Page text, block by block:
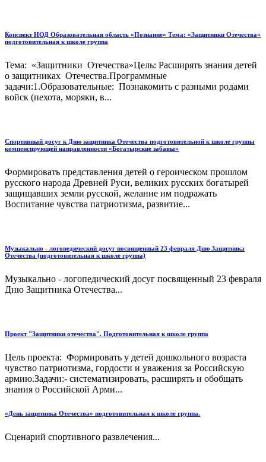
Конспект НОД Образовательная область «Познание» Тема: «Защитники Отечества»
подготовительная к школе группа
Тема: «Защитники Отечества»Цель: Расширять знания детей
о защитниках Отечества.Программные
задачи:1.Образовательные: Познакомить с разными родами
войск (пехота, моряки, в...
Спортивный досуг к Дню защитника Отечества подготовительной к школе группы
компенсирующей направленности «Богатырские забавы»
Формировать представления детей о героическом прошлом
русского народа Древней Руси, великих русских богатырей
защищавших земли русской, желание им подражать
Воспитание чувства патриотизма, развитие...
Музыкально - логопедический досуг посвященный 23 февраля Дню Защитника
Отечества (подготовительная к школе группа)
Музыкально - логопедический досуг посвященный 23 февраля
Дню Защитника Отечества...
Проект "Защитники отечества". Подготовительная к школе группа
Цель проекта: Формировать у детей дошкольного возраста
чувство патриотизма, гордости и уважения за Российскую
армию.Задачи:- систематизировать, расширять и обобщать
знания о Российской Арми...
«День защитника Отечества» подготовительная к школе группа.
Сценарий спортивного развлечения...